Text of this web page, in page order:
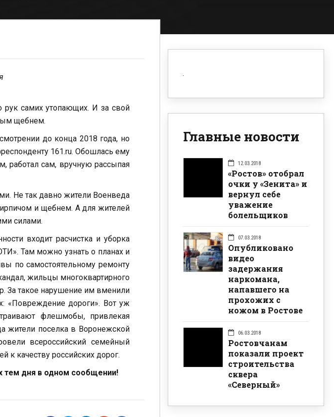
рук самих утопающих. И за свой
щебнем.
до конца 2018 года, но
161.ru. Обошлась ему
работал сам, вручную рассыпая
Не так давно жители Военведа
и щебнем. А для жителей
силами.
входит расчистка и уборка
Там можно узнать о планах и
по самостоятельному ремонту
жильцы многоквартирного
За такое нарушение им вменили
«Повреждение дороги». Вот уж
флешмобы, привлекая
жители поселка в Воронежской
всероссийский семейный
качеству российских дорог.
тем дня в одном сообщении!
Главные новости
12.03.2018
«Ростов» отобрал
очки у «Зенита» и
вернул себе
уважение
болельщиков
07.03.2018
Опубликовано
видео
задержания
наркомана,
напавшего на
прохожих с
ножом в Ростове
06.03.2018
Ростовчанам
показали проект
строительства
сквера
«Северный»